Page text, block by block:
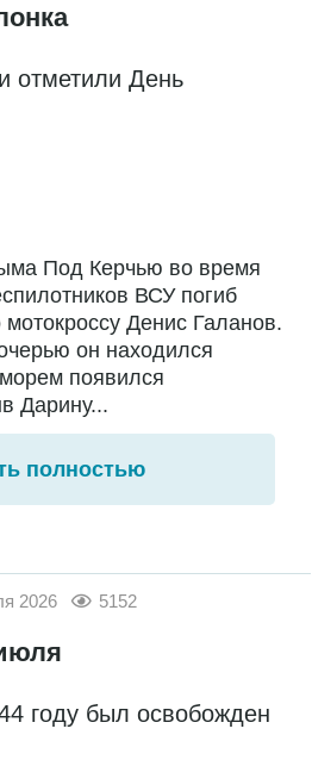
отметили День
Под Керчью во время
ВСУ погиб
Денис Галанов.
он находился
появился
Дарину...
полностью
2026 5152
году был освобожден